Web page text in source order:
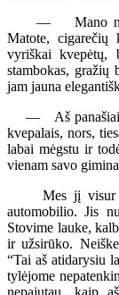
— Mano
Matote,
vyriškai
stambokas, gražių
jam jauna
— Aš panašiai,
kvepalais, nors,
labai mėgstu ir
vienam savo
Mes jį visur
automobilio. Jis
Stovime lauke,
ir užsirūko.
“Tai aš atidarysiu
tylėjome
nepajutau, kaip